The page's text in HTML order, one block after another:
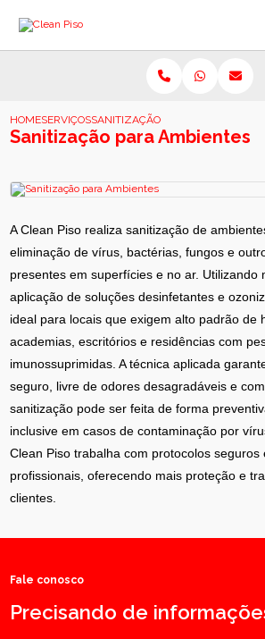
HOMESERVIÇOSSANITIZAÇÃO PARA AMBIENTES
Sanitização para Ambientes
A Clean Piso realiza sanitização de
eliminação de vírus, bactérias, fungos e
presentes em superfícies e no ar. Utilizando
aplicação de soluções desinfetantes e
ideal para locais que exigem alto padrão de
academias, escritórios e residências com
imunossuprimidas. A técnica aplicada
seguro, livre de odores desagradáveis e
sanitização pode ser feita de forma
inclusive em casos de contaminação por
Clean Piso trabalha com protocolos seguros
profissionais, oferecendo mais proteção e
clientes.
Fale conosco
Precisando de